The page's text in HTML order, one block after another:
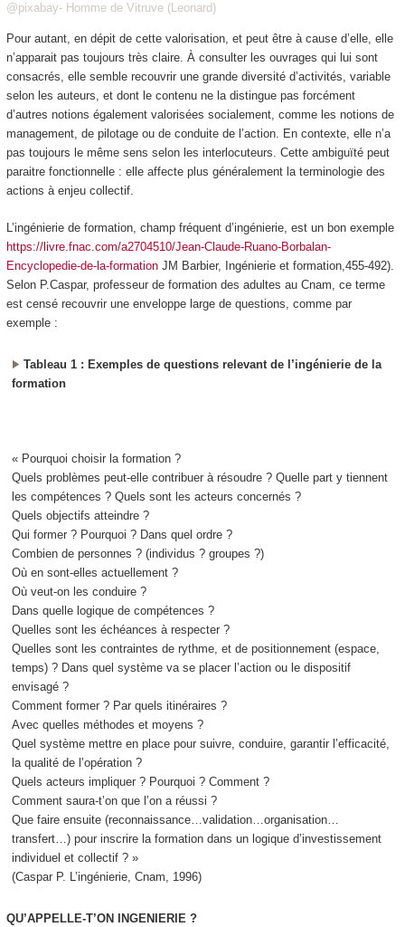
@pixabay- Homme de Vitruve (Leonard)
Pour autant, en dépit de cette valorisation, et peut être à cause d’elle, elle
n’apparait pas toujours très claire. À consulter les ouvrages qui lui sont
consacrés, elle semble recouvrir une grande diversité d’activités, variable
selon les auteurs, et dont le contenu ne la distingue pas forcément
d’autres notions également valorisées socialement, comme les notions de
management, de pilotage ou de conduite de l’action. En contexte, elle n’a
pas toujours le même sens selon les interlocuteurs. Cette ambiguïté peut
paraitre fonctionnelle : elle affecte plus généralement la terminologie des
actions à enjeu collectif.
L’ingénierie de formation, champ fréquent d’ingénierie, est un bon exemple
https://livre.fnac.com/a2704510/Jean-Claude-Ruano-Borbalan-
Encyclopedie-de-la-formationJM Barbier, Ingénierie et formation,455-492).
Selon P.Caspar, professeur de formation des adultes au Cnam, ce terme
est censé recouvrir une enveloppe large de questions, comme par
exemple :
Tableau 1 : Exemples de questions relevant de l’ingénierie de la
formation
« Pourquoi choisir la formation ?
Quels problèmes peut-elle contribuer à résoudre ? Quelle part y tiennent
les compétences ? Quels sont les acteurs concernés ?
Quels objectifs atteindre ?
Qui former ? Pourquoi ? Dans quel ordre ?
Combien de personnes ? (individus ? groupes ?)
Où en sont-elles actuellement ?
Où veut-on les conduire ?
Dans quelle logique de compétences ?
Quelles sont les échéances à respecter ?
Quelles sont les contraintes de rythme, et de positionnement (espace,
temps) ? Dans quel système va se placer l’action ou le dispositif
envisagé ?
Comment former ? Par quels itinéraires ?
Avec quelles méthodes et moyens ?
Quel système mettre en place pour suivre, conduire, garantir l’efficacité,
la qualité de l’opération ?
Quels acteurs impliquer ? Pourquoi ? Comment ?
Comment saura-t’on que l’on a réussi ?
Que faire ensuite (reconnaissance…validation…organisation…
transfert…) pour inscrire la formation dans un logique d’investissement
individuel et collectif ? »
(Caspar P. L’ingénierie, Cnam, 1996)
QU’APPELLE-T’ON INGENIERIE ?